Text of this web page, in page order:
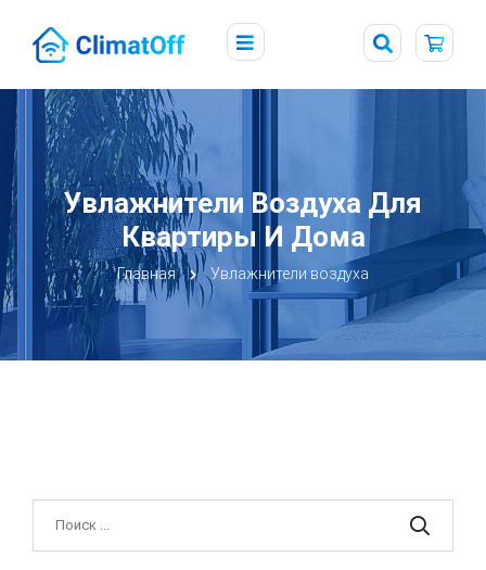
Увлажнители Воздуха Для
Квартиры И Дома
Главная Увлажнители воздуха